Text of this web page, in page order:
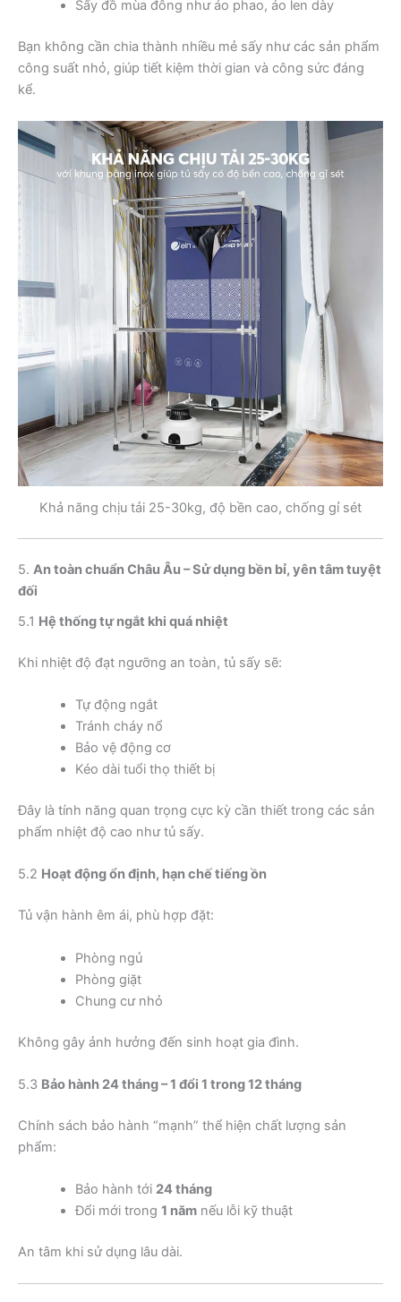
Sấy đồ mùa đông như áo phao, áo len dày
Bạn không cần chia thành nhiều mẻ sấy như các sản phẩm
công suất nhỏ, giúp tiết kiệm thời gian và công sức đáng
kể.
Khả năng chịu tải 25-30kg, độ bền cao, chống gỉ sét
5. An toàn chuẩn Châu Âu – Sử dụng bền bỉ, yên tâm tuyệt
đối
5.1 Hệ thống tự ngắt khi quá nhiệt
Khi nhiệt độ đạt ngưỡng an toàn, tủ sấy sẽ:
Tự động ngắt
Tránh cháy nổ
Bảo vệ động cơ
Kéo dài tuổi thọ thiết bị
Đây là tính năng quan trọng cực kỳ cần thiết trong các sản
phẩm nhiệt độ cao như tủ sấy.
5.2 Hoạt động ổn định, hạn chế tiếng ồn
Tủ vận hành êm ái, phù hợp đặt:
Phòng ngủ
Phòng giặt
Chung cư nhỏ
Không gây ảnh hưởng đến sinh hoạt gia đình.
5.3 Bảo hành 24 tháng – 1 đổi 1 trong 12 tháng
Chính sách bảo hành “mạnh” thể hiện chất lượng sản
phẩm:
Bảo hành tới 24 tháng
Đổi mới trong 1 nămnếu lỗi kỹ thuật
An tâm khi sử dụng lâu dài.